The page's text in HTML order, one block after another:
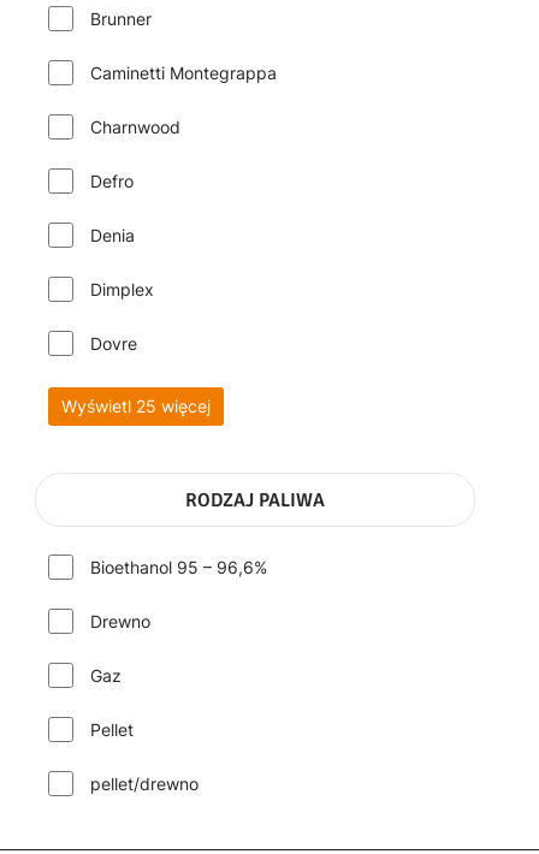
Brunner
Caminetti Montegrappa
Charnwood
Defro
Denia
Dimplex
Dovre
Wyświetl 25 więcej
RODZAJ PALIWA
Bioethanol 95 – 96,6%
Drewno
Gaz
Pellet
pellet/drewno